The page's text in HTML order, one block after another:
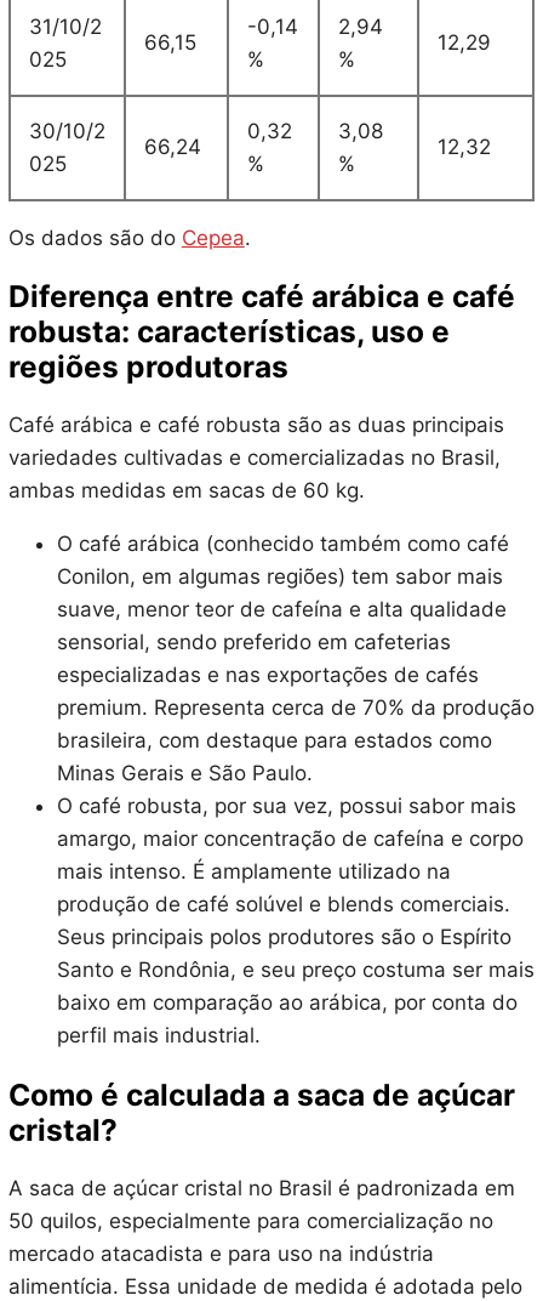
31/10/2
025
66,15
-0,14
%
2,94
%
12,29
30/10/2
025
66,24
0,32
%
3,08
%
12,32
Os dados são do Cepea.
Diferença entre café arábica e café
robusta: características, uso e
regiões produtoras
Café arábica e café robusta são as duas principais
variedades cultivadas e comercializadas no Brasil,
ambas medidas em sacas de 60 kg.
O café arábica (conhecido também como café
Conilon, em algumas regiões) tem sabor mais
suave, menor teor de cafeína e alta qualidade
sensorial, sendo preferido em cafeterias
especializadas e nas exportações de cafés
premium. Representa cerca de 70% da produção
brasileira, com destaque para estados como
Minas Gerais e São Paulo.
O café robusta, por sua vez, possui sabor mais
amargo, maior concentração de cafeína e corpo
mais intenso. É amplamente utilizado na
produção de café solúvel e blends comerciais.
Seus principais polos produtores são o Espírito
Santo e Rondônia, e seu preço costuma ser mais
baixo em comparação ao arábica, por conta do
perfil mais industrial.
Como é calculada a saca de açúcar
cristal?
A saca de açúcar cristal no Brasil é padronizada em
50 quilos, especialmente para comercialização no
mercado atacadista e para uso na indústria
alimentícia. Essa unidade de medida é adotada pelo